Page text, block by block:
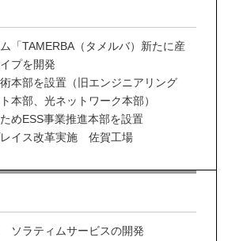
「TAMERBA（タメルバ）新たに産
プを開発
本部を設置（旧エンジニアリング
本部、光ネットワーク本部）
めESS事業推進本部を設置
イス改革実施 佐賀工場
ソラティムサービスの開発